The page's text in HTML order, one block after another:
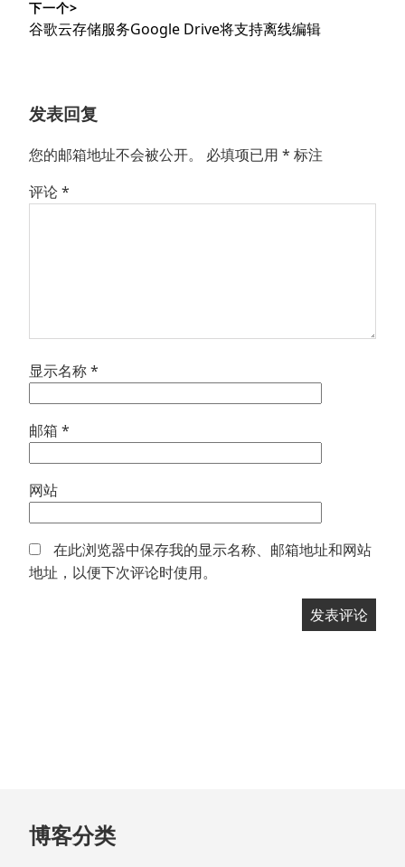
航
文
章：
下一个>
下
谷歌云存储服务Google Drive将支持离线编辑
发表回复
您的邮箱地址不会被公开。 必填项已用 * 标注
评论*
显示名称*
邮箱 *
网站
在此浏览器中保存我的显示名称、邮箱地址和网站
地址，以便下次评论时使用。
跳
至
博客分类